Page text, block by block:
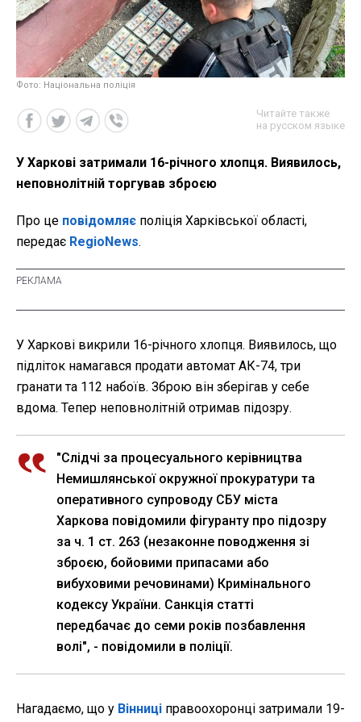
Фото: Національна поліція
Читайте также
на русском языке
У Харкові затримали 16-річного хлопця. Виявилось,
неповнолітній торгував зброєю
Про це повідомляє поліція Харківської області,
передає RegioNews.
У Харкові викрили 16-річного хлопця. Виявилось, що
підліток намагався продати автомат АК-74, три
гранати та 112 набоїв. Зброю він зберігав у себе
вдома. Тепер неповнолітній отримав підозру.
"Слідчі за процесуального керівництва
Немишлянської окружної прокуратури та
оперативного супроводу СБУ міста
Харкова повідомили фігуранту про підозру
за ч. 1 ст. 263 (незаконне поводження зі
зброєю, бойовими припасами або
вибуховими речовинами) Кримінального
кодексу України. Санкція статті
передбачає до семи років позбавлення
волі", - повідомили в поліції.
Нагадаємо, що у Вінниці правоохоронці затримали 19-